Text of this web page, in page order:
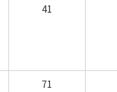
41
71